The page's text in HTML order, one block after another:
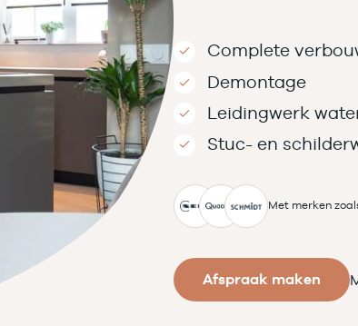
Complete
Demontage
Leidingwerk
Stuc- en
Met merken
Afspraak maken